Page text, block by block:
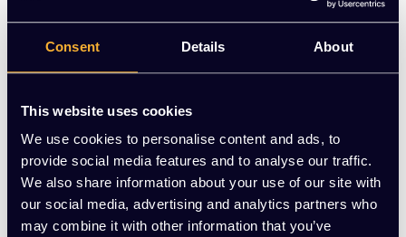
Consent Details About
This website uses cookies
We use cookies to personalise content and ads, to
provide social media features and to analyse our traffic.
We also share information about your use of our site with
our social media, advertising and analytics partners who
may combine it with other information that you’ve
Op voorraad
Toevoegen aan winkelwagen
Vraag jouw persoonlijke aanbieding aan